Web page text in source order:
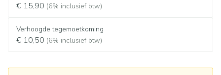
€ 15,90 (6% inclusief btw)
Verhoogde tegemoetkoming
€ 10,50 (6% inclusief btw)